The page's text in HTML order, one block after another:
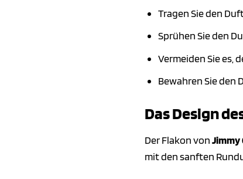
Tragen Sie den
Sprühen Sie den
Vermeiden Sie es,
Bewahren Sie den
Das Design
Der Flakon vonJimmy
mit den sanften